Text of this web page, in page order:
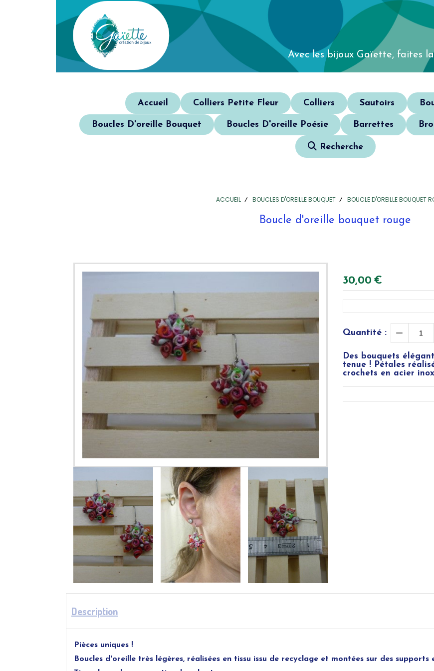
Avec les bijoux Gaïette, faites
Accueil Colliers Petite Fleur Colliers Sautoirs
Boucles D'oreille Bouquet Boucles D'oreille Poésie Barrettes
Recherche
ACCUEIL BOUCLES D'OREILLE BOUQUET BOUCLE D'OREILLE BOUQUET
Boucle d'oreille bouquet rouge
30,00 €
Quantité :
Des bouquets
tenue ! Pétales
crochets en acier
Description
Pièces uniques !
Boucles d'oreille très légères, réalisées en tissu issu de recyclage et montées sur des supports